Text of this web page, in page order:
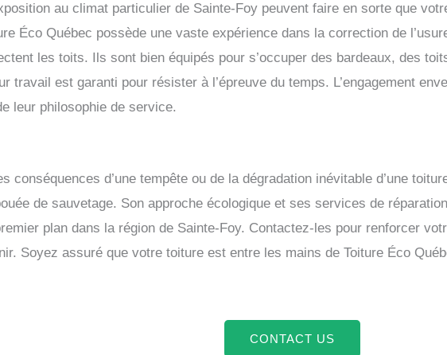
au climat particulier de Sainte-Foy peuvent faire en sorte que
Éco Québec possède une vaste expérience dans la correction de
les toits. Ils sont bien équipés pour s’occuper des bardeaux, des
travail est garanti pour résister à l’épreuve du temps. L’engagement
leur philosophie de service.
conséquences d’une tempête ou de la dégradation inévitable d’une
de sauvetage. Son approche écologique et ses services de
plan dans la région de Sainte-Foy. Contactez-les pour renforcer
Soyez assuré que votre toiture est entre les mains de Toiture Éco
CONTACT US